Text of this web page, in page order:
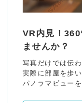
VR内見！
ませんか？
写真だけでは伝
実際に部屋を歩
パノラマビュー